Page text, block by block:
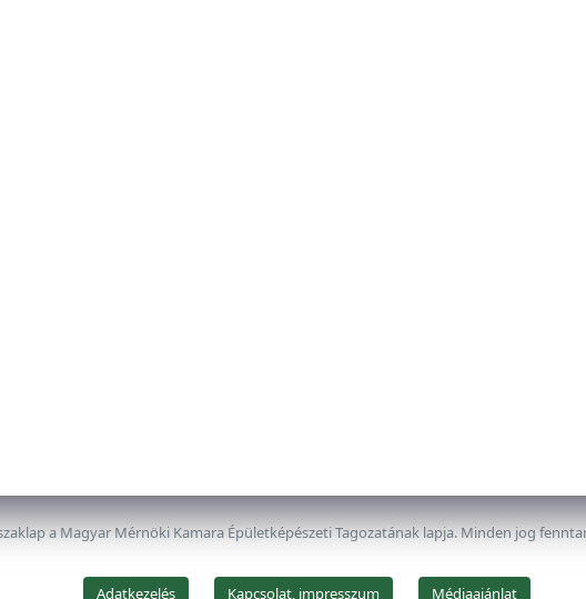
szaklap a Magyar Mérnöki Kamara Épületképészeti Tagozatának lapja. Minden jog
Adatkezelés Kapcsolat, impresszum Médiaajánlat